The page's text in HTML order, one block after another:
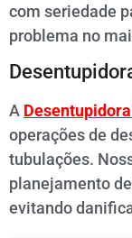
com seriedade
problema no
A
operações de
tubulações.
planejamento
evitando